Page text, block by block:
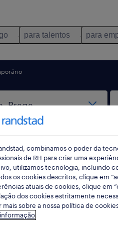
para talentos para
disponíveis em
combinamos o poder da
de RH para criar uma
utilizamos tecnologia, incluindo
os cookies descritos, clique em
atuais de cookies, clique em
dos cookies estritamente
mais sobre a nossa política de